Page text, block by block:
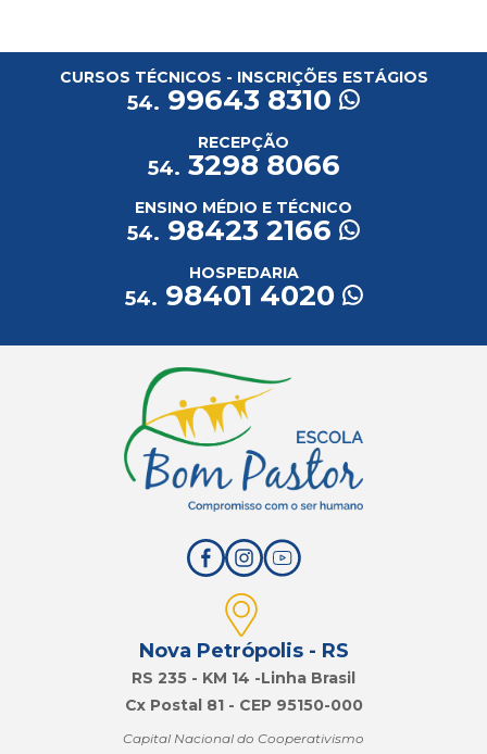
CURSOS TÉCNICOS - INSCRIÇÕES ESTÁGIOS
54. 99643 8310
RECEPÇÃO
54. 3298 8066
ENSINO MÉDIO E TÉCNICO
54. 98423 2166
HOSPEDARIA
54. 98401 4020
Nova Petrópolis - RS
RS 235 - KM 14 -Linha Brasil
Cx Postal 81 - CEP 95150-000
Capital Nacional do Cooperativismo